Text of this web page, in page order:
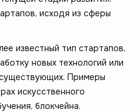
исходя из сферы
известный тип стартапов,
новых технологий или
Примеры
искусственного
блокчейна.